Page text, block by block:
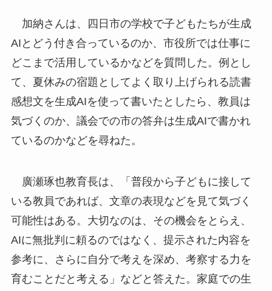
加納さんは、四日市の学校で子どもたちが生成
AIとどう付き合っているのか、市役所では仕事に
どこまで活用しているかなどを質問した。例とし
て、夏休みの宿題としてよく取り上げられる読書
感想文を生成AIを使って書いたとしたら、教員は
気づくのか、議会での市の答弁は生成AIで書かれ
ているのかなどを尋ねた。
廣瀬琢也教育長は、「普段から子どもに接して
いる教員であれば、文章の表現などを見て気づく
可能性はある。大切なのは、その機会をとらえ、
AIに無批判に頼るのではなく、提示された内容を
参考に、さらに自分で考えを深め、考察する力を
育むことだと考える」などと答えた。家庭での生